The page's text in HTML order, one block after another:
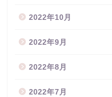
2022年10月
2022年9月
2022年8月
2022年7月